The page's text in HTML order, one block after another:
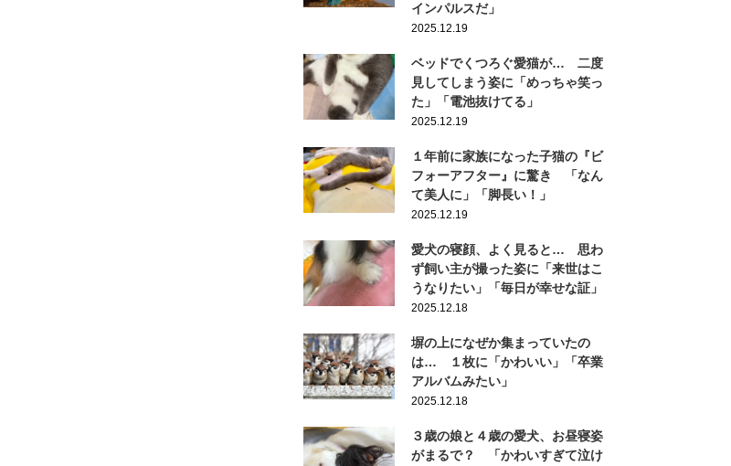
インパルスだ」
2025.12.19
ベッドでくつろぐ愛猫が… 二度
見してしまう姿に「めっちゃ笑っ
た」「電池抜けてる」
2025.12.19
１年前に家族になった子猫の『ビ
フォーアフター』に驚き 「なん
て美人に」「脚長い！」
2025.12.19
愛犬の寝顔、よく見ると… 思わ
ず飼い主が撮った姿に「来世はこ
うなりたい」「毎日が幸せな証」
2025.12.18
塀の上になぜか集まっていたの
は… １枚に「かわいい」「卒業
アルバムみたい」
2025.12.18
３歳の娘と４歳の愛犬、お昼寝姿
がまるで？ 「かわいすぎて泣け